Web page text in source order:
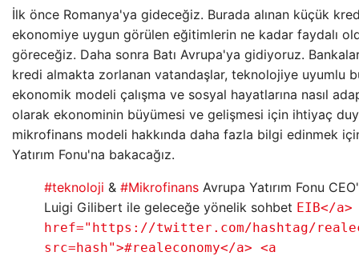
İlk önce Romanya'ya gideceğiz. Burada alınan küçük
ekonomiye uygun görülen eğitimlerin ne kadar faydalı
göreceğiz. Daha sonra Batı Avrupa'ya gidiyoruz.
kredi almakta zorlanan vatandaşlar, teknolojiye uyumlu
ekonomik modeli çalışma ve sosyal hayatlarına nasıl
olarak ekonominin büyümesi ve gelişmesi için ihtiyaç
mikrofinans modeli hakkında daha fazla bilgi edinmek
Yatırım Fonu'na bakacağız.
#teknoloji & #Mikrofinans Avrupa Yatırım Fonu
Luigi Gilibert ile geleceğe yönelik sohbet EIB</a>
href="https://twitter.com/hashtag/
src=hash">#realeconomy</a> <a